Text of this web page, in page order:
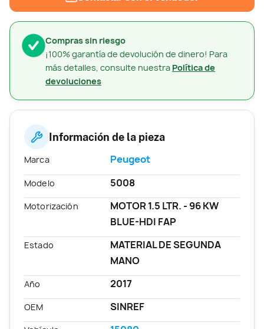
Compras sin riesgo
¡100% garantía de devolución de dinero! Para
más detalles, consulte nuestra Política de
devoluciones
Información de la pieza
Marca Peugeot
Modelo 5008
Motorización
MOTOR 1.5 LTR. - 96 KW
BLUE-HDI FAP
Estado
MATERIAL DE SEGUNDA
MANO
Año 2017
OEM SINREF